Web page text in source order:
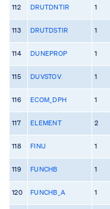
112 DRUTDNTIR 1
113 DRUTDSTIR 1
114 DUNEPROP 1
115 DUVSTOV 1
116 ECOM_DPH 1
117 ELEMENT 2
118 FINU 1
119 FUNCHB 1
120 FUNCHB_A 1